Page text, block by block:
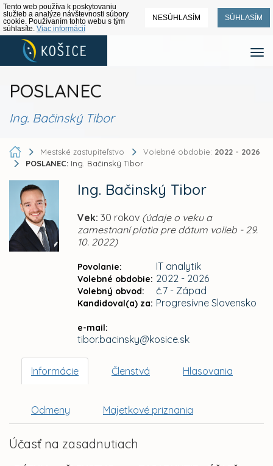
Tento web používa k poskytovaniu
služieb a analýze návštevnosti súbory
cookie. Používaním tohto webu s tým
súhlasíte. Viac informácií
NESÚHLASÍM SÚHLASÍM
POSLANEC
Ing. Bačinský Tibor
Mestské zastupiteľstvo Volebné obdobie: 2022 - 2026
POSLANEC: Ing. Bačinský Tibor
Ing. Bačinský Tibor
Vek: 30 rokov (údaje o veku a
zamestnaní platia pre dátum volieb - 29.
10. 2022)
Povolanie: IT analytik
Volebné obdobie: 2022 - 2026
Volebný obvod: č.7 - Západ
Kandidoval(a) za: Progresívne Slovensko
e-mail:
tibor.bacinsky@kosice.sk
Informácie Členstvá Hlasovania
Odmeny Majetkové priznania
Účasť na zasadnutiach